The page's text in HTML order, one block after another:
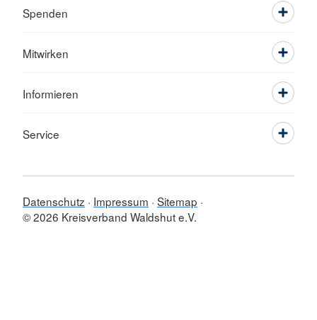
Spenden
Mitwirken
Informieren
Service
Datenschutz Impressum Sitemap
© 2026 Kreisverband Waldshut e.V.